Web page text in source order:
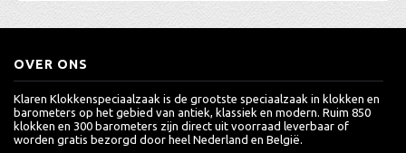
OVER ONS
Klaren Klokkenspeciaalzaak is de grootste speciaalzaak in klokken en
barometers op het gebied van antiek, klassiek en modern. Ruim 850
klokken en 300 barometers zijn direct uit voorraad leverbaar of
worden gratis bezorgd door heel Nederland en België.